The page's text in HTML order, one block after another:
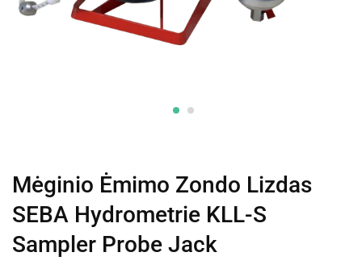
Mėginio Ėmimo Zondo Lizdas
SEBA Hydrometrie KLL-S
Sampler Probe Jack